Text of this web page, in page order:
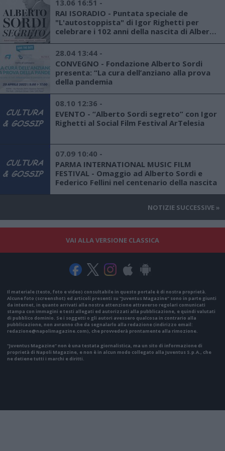
13.06 16:51 -
RAI ISORADIO - Puntata speciale de
"L'autostoppista" di Igor Righetti per
celebrare i 102 anni della nascita di Alberto
28.04 13:44 -
CONVEGNO - Fondazione Alberto Sordi
presenta: “La cura dell’anziano alla prova
della pandemia
08.10 12:36 -
EVENTO - “Alberto Sordi segreto” con Igor
Righetti al Social Film Festival ArTelesia
07.09 10:40 -
PARMA INTERNATIONAL MUSIC FILM
FESTIVAL - Omaggio ad Alberto Sordi e
Federico Fellini nel centenario della nascita
NOTIZIE SUCCESSIVE »
VAI ALLA VERSIONE CLASSICA
Il materiale (testo, foto e video) consultabile in questo portale è di nostra proprietà.
Alcune foto (screenshot) ed articoli presenti su "Juventus Magazine" sono in parte giunti
da internet, in quanto arrivati alla nostra attenzione attraverso regolari comunicati
stampa con immagini e testi allegati ed autorizzati alla pubblicazione, e quindi valutati
di pubblico dominio. Se i soggetti o gli autori avessero qualcosa in contrario alla
pubblicazione, non avranno che da segnalarlo alla redazione (indirizzo email:
redazione@napolimagazine.com), che provvederà prontamente alla rimozione.
"Juventus Magazine" non è una testata giornalistica, ma un sito di informazione di
proprietà di Napoli Magazine, e non è in alcun modo collegato alla Juventus S.p.A., che
ne detiene tutti i marchi e diritti.